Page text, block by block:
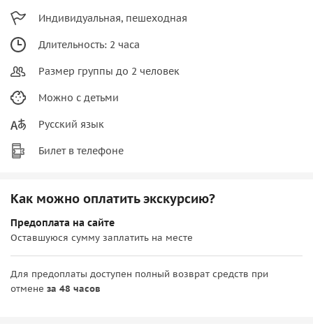
Индивидуальная, пешеходная
Длительность: 2 часа
Размер группы до 2 человек
Можно с детьми
Русский язык
Билет в телефоне
Как можно оплатить экскурсию?
Предоплата на сайте
Оставшуюся сумму заплатить на месте
Для предоплаты доступен полный возврат средств при
отмене за 48 часов